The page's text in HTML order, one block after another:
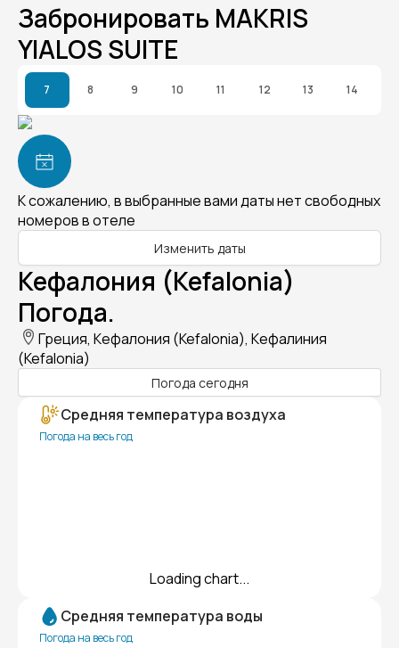
Забронировать MAKRIS
YIALOS SUITE
7 8 9 10 11 12 13 14
К сожалению, в выбранные вами даты нет свободных
номеров в отеле
Изменить даты
Кефалония (Kefalonia)
Погода.
Греция, Кефалония (Kefalonia), Кефалиния
(Kefalonia)
Погода сегодня
Средняя температура воздуха
Погода на весь год
Loading chart...
Средняя температура воды
Погода на весь год